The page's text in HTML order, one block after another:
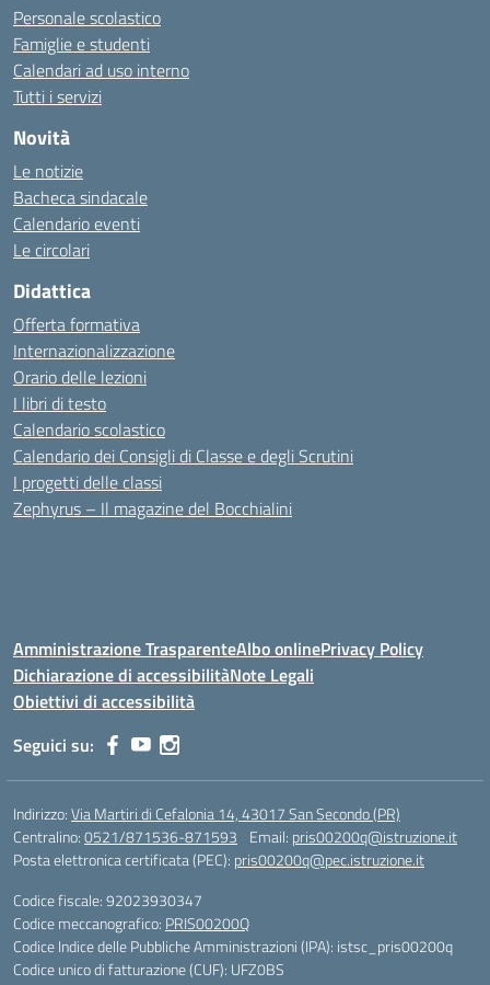
Personale scolastico
Famiglie e studenti
Calendari ad uso interno
Tutti i servizi
Novità
Le notizie
Bacheca sindacale
Calendario eventi
Le circolari
Didattica
Offerta formativa
Internazionalizzazione
Orario delle lezioni
I libri di testo
Calendario scolastico
Calendario dei Consigli di Classe e degli Scrutini
I progetti delle classi
Zephyrus – Il magazine del Bocchialini
Amministrazione TrasparenteAlbo onlinePrivacy Policy
Dichiarazione di accessibilitàNote Legali
Obiettivi di accessibilità
Seguici su:
Indirizzo:Via Martiri di Cefalonia 14, 43017 San Secondo (PR)
Centralino:0521/871536-871593 Email: pris00200q@istruzione.it
Posta elettronica certificata (PEC): pris00200q@pec.istruzione.it
Codice fiscale: 92023930347
Codice meccanografico: PRIS00200Q
Codice Indice delle Pubbliche Amministrazioni (IPA): istsc_pris00200q
Codice unico di fatturazione (CUF): UFZ0BS